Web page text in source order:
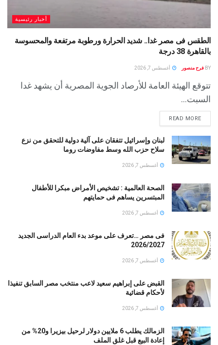
أخبار رئيسية
الطقس فى مصر غدا.. شديد الحرارة ورطوبة مرتفعة والمحسوسة
بالقاهرة 38 درجة
BY فرح منصور أغسطس 7, 2026
تتوقع الهيئة العامة للأرصاد الجوية المصرية أن يشهد غدا
السبت...
READ MORE
لبنان وإسرائيل تتفقان على آلية دولية للتحقق من نزع
سلاح حزب الله وسط مفاوضات روما
أغسطس 7, 2026
الصحة العالمية : تشخيص الأمراض مبكرا للأطفال
المبتسرين يساهم فى حمايتهم
أغسطس 7, 2026
فى مصر …تعرف على موعد بدء العام الدراسى الجديد
2026/2027
أغسطس 7, 2026
القبض على إبراهيم سعيد لاعب منتخب مصر السابق تنفيذا
لأحكام قضائية
أغسطس 7, 2026
الزمالك يطلب 6 ملايين دولار لرحيل بيزيرا و20% من
إعادة البيع قبل غلق الملف